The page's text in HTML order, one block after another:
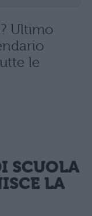
Ultimo
le
SCUOLA
LA